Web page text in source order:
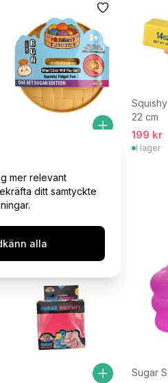
mer relevant
ditt samtyckte
alla
- One Set Sugar Edition
139 kr
I lager
22 cm
199 kr
I lager
Sugar